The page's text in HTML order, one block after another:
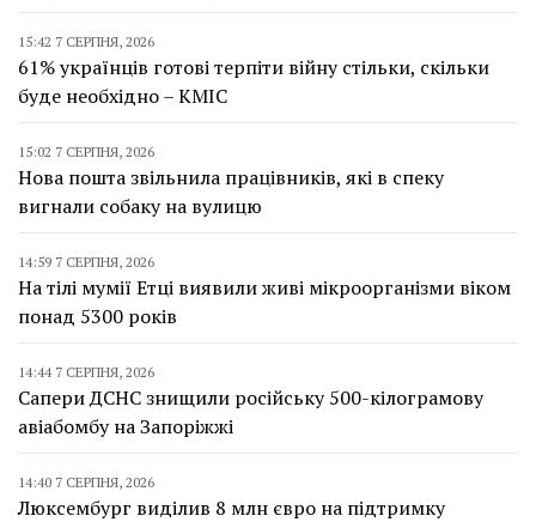
15:42 7 СЕРПНЯ, 2026
61% українців готові терпіти війну стільки, скільки
буде необхідно – КМІС
15:02 7 СЕРПНЯ, 2026
Нова пошта звільнила працівників, які в спеку
вигнали собаку на вулицю
14:59 7 СЕРПНЯ, 2026
На тілі мумії Етці виявили живі мікроорганізми віком
понад 5300 років
14:44 7 СЕРПНЯ, 2026
Сапери ДСНС знищили російську 500-кілограмову
авіабомбу на Запоріжжі
14:40 7 СЕРПНЯ, 2026
Люксембург виділив 8 млн євро на підтримку